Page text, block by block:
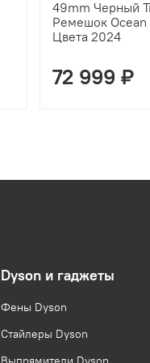
49mm Черный
Ремешок Ocean
Цвета 2024
72 999 ₽
Dyson и гаджеты
Фены Dyson
Стайлеры Dyson